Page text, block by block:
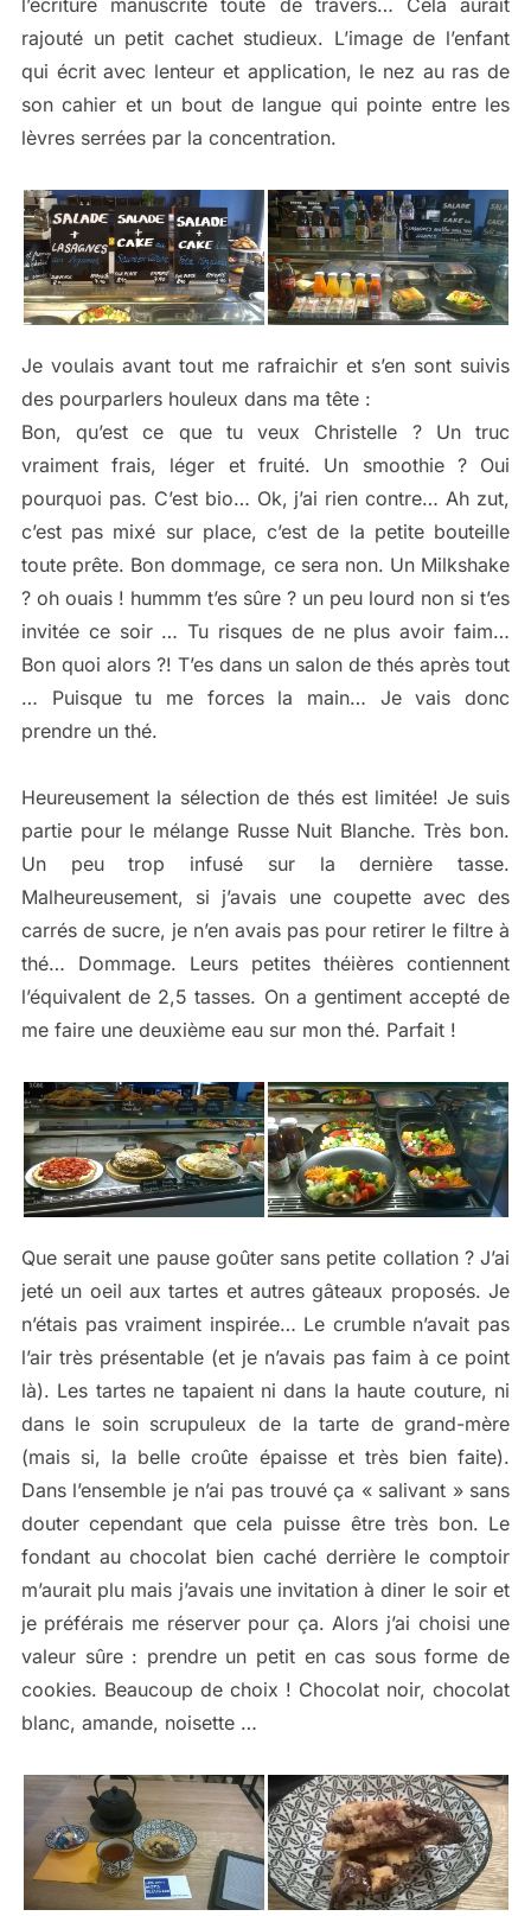
rajouté un petit cachet studieux. L’image de l’enfant
qui écrit avec lenteur et application, le nez au ras de
son cahier et un bout de langue qui pointe entre les
lèvres serrées par la concentration.
Je voulais avant tout me rafraichir et s’en sont suivis
des pourparlers houleux dans ma tête :
Bon, qu’est ce que tu veux Christelle ? Un truc
vraiment frais, léger et fruité. Un smoothie ? Oui
pourquoi pas. C’est bio… Ok, j’ai rien contre… Ah zut,
c’est pas mixé sur place, c’est de la petite bouteille
toute prête. Bon dommage, ce sera non. Un Milkshake
? oh ouais ! hummm t’es sûre ? un peu lourd non si t’es
invitée ce soir … Tu risques de ne plus avoir faim…
Bon quoi alors ?! T’es dans un salon de thés après tout
… Puisque tu me forces la main… Je vais donc
prendre un thé.
Heureusement la sélection de thés est limitée! Je suis
partie pour le mélange Russe Nuit Blanche. Très bon.
Un peu trop infusé sur la dernière tasse.
Malheureusement, si j’avais une coupette avec des
carrés de sucre, je n’en avais pas pour retirer le filtre à
thé… Dommage. Leurs petites théières contiennent
l’équivalent de 2,5 tasses. On a gentiment accepté de
me faire une deuxième eau sur mon thé. Parfait !
Que serait une pause goûter sans petite collation ? J’ai
jeté un oeil aux tartes et autres gâteaux proposés. Je
n’étais pas vraiment inspirée… Le crumble n’avait pas
l’air très présentable (et je n’avais pas faim à ce point
là). Les tartes ne tapaient ni dans la haute couture, ni
dans le soin scrupuleux de la tarte de grand-mère
(mais si, la belle croûte épaisse et très bien faite).
Dans l’ensemble je n’ai pas trouvé ça « salivant » sans
douter cependant que cela puisse être très bon. Le
fondant au chocolat bien caché derrière le comptoir
m’aurait plu mais j’avais une invitation à diner le soir et
je préférais me réserver pour ça. Alors j’ai choisi une
valeur sûre : prendre un petit en cas sous forme de
cookies. Beaucoup de choix ! Chocolat noir, chocolat
blanc, amande, noisette …